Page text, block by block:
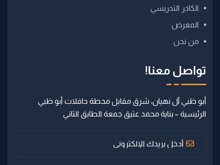
الاسئلة المتكررة
الكادر التدريسي
المعرض
تواصل معنا!
أبو ظبي آل نهيان، شرق مقابل محطة حافلات أبو ظبي